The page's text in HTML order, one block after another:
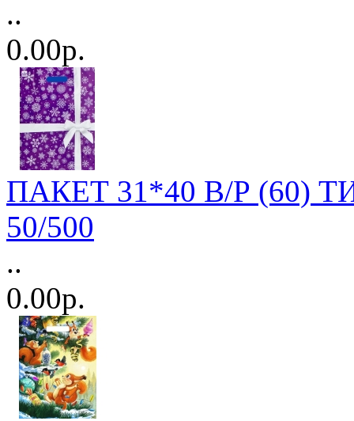
..
0.00р.
ПАКЕТ 31*40 В/Р (60)
50/500
..
0.00р.